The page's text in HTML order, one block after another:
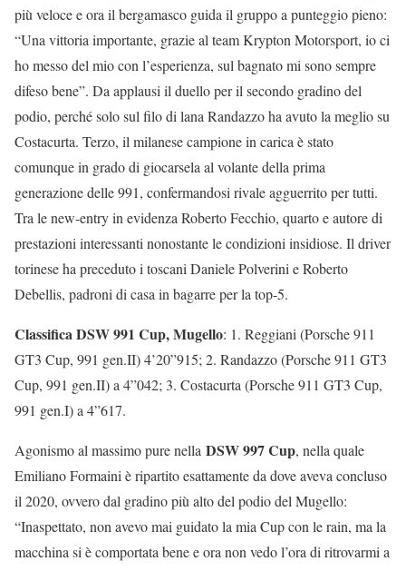
più veloce e ora il bergamasco guida il gruppo a punteggio pieno:
“Una vittoria importante, grazie al team Krypton Motorsport, io ci
ho messo del mio con l’esperienza, sul bagnato mi sono sempre
difeso bene”. Da applausi il duello per il secondo gradino del
podio, perché solo sul filo di lana Randazzo ha avuto la meglio su
Costacurta. Terzo, il milanese campione in carica è stato
comunque in grado di giocarsela al volante della prima
generazione delle 991, confermandosi rivale agguerrito per tutti.
Tra le new-entry in evidenza Roberto Fecchio, quarto e autore di
prestazioni interessanti nonostante le condizioni insidiose. Il driver
torinese ha preceduto i toscani Daniele Polverini e Roberto
Debellis, padroni di casa in bagarre per la top-5.
Classifica DSW 991 Cup, Mugello: 1. Reggiani (Porsche 911
GT3 Cup, 991 gen.II) 4’20”915; 2. Randazzo (Porsche 911 GT3
Cup, 991 gen.II) a 4”042; 3. Costacurta (Porsche 911 GT3 Cup,
991 gen.I) a 4”617.
Agonismo al massimo pure nella DSW 997 Cup, nella quale
Emiliano Formaini è ripartito esattamente da dove aveva concluso
il 2020, ovvero dal gradino più alto del podio del Mugello:
“Inaspettato, non avevo mai guidato la mia Cup con le rain, ma la
macchina si è comportata bene e ora non vedo l’ora di ritrovarmi a